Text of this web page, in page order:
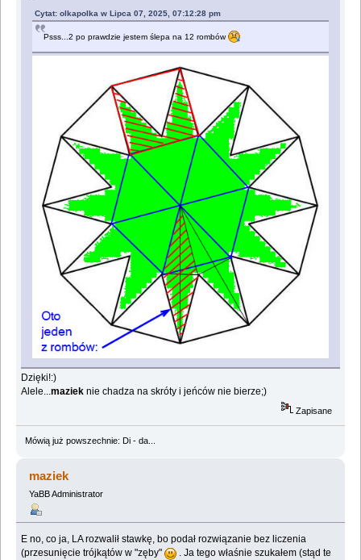
Cytat: olkapolka w Lipca 07, 2025, 07:12:28 pm
Psss...2 po prawdzie jestem ślepa na 12 rombów
Dzięki!:)
Alele...maziek nie chadza na skróty i jeńców nie bierze;)
Zapisane
Mówią już powszechnie: Di - da...
maziek
YaBB Administrator
E no, co ja, LA rozwalił stawkę, bo podał rozwiązanie bez liczenia
(przesunięcie trójkątów w "zęby"
. Ja tego właśnie szukałem (stąd te